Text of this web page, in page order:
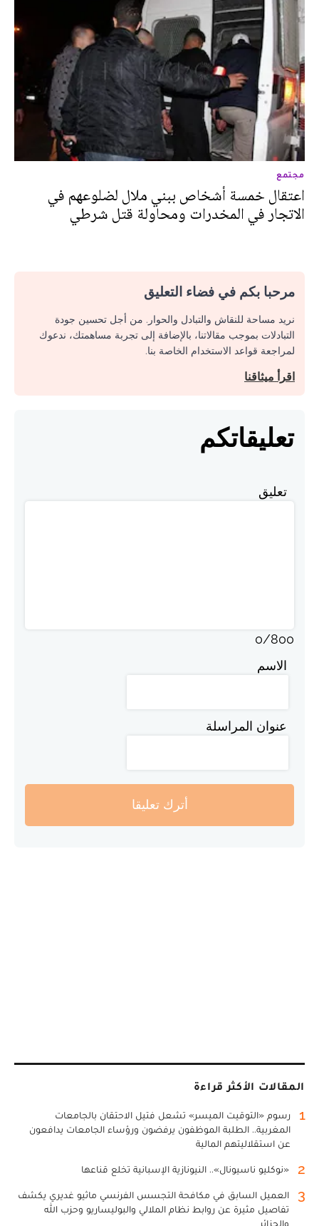
مجتمع
اعتقال خمسة أشخاص ببني ملال لضلوعهم في
الاتجار في المخدرات ومحاولة قتل شرطي
مرحبا بكم في فضاء التعليق
نريد مساحة للنقاش والتبادل والحوار. من أجل تحسين جودة
التبادلات بموجب مقالاتنا، بالإضافة إلى تجربة مساهمتك، ندعوك
لمراجعة قواعد الاستخدام الخاصة بنا.
اقرأ ميثاقنا
تعليقاتكم
تعليق
0/800
الاسم
عنوان المراسلة
أترك تعليقا
المقالات الأكثر قراءة
1
رسوم «التوقيت الميسر» تشعل فتيل الاحتقان بالجامعات
المغربية.. الطلبة الموظفون يرفضون ورؤساء الجامعات يدافعون
عن استقلاليتهم المالية
2 «نوكليو ناسيونال».. النيونازية الإسبانية تخلع قناعها
3
العميل السابق في مكافحة التجسس الفرنسي ماثيو غديري يكشف
تفاصيل مثيرة عن روابط نظام الملالي والبوليساريو وحزب الله
والجزائر